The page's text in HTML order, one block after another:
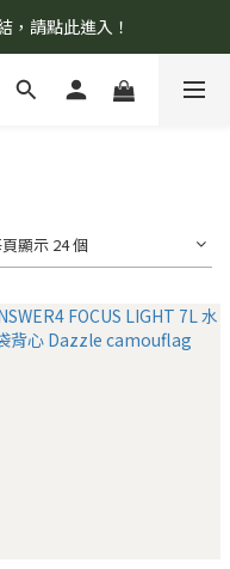
。請見諒！
，請點此進入！
。請見諒！
顯示 24 個